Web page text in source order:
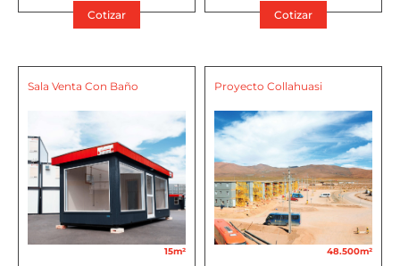
Cotizar Cotizar
Sala Venta Con Baño
15m²
Proyecto Collahuasi
48.500m²